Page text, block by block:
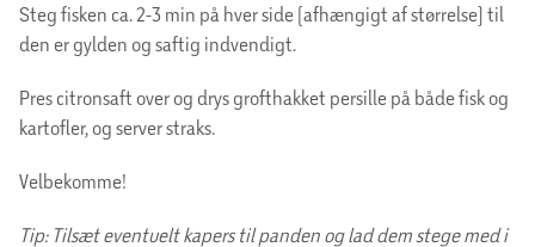
Steg fisken ca. 2-3 min på hver side (afhængigt af størrelse) til
den er gylden og saftig indvendigt.
Pres citronsaft over og drys grofthakket persille på både fisk og
kartofler, og server straks.
Velbekomme!
Tip: Tilsæt eventuelt kapers til panden og lad dem stege med i